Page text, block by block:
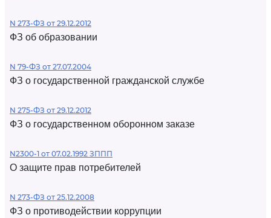
N 273-ФЗ от 29.12.2012
ФЗ об образовании
N 79-ФЗ от 27.07.2004
ФЗ о государственной гражданской службе
N 275-ФЗ от 29.12.2012
ФЗ о государственном оборонном заказе
N2300-1 от 07.02.1992 ЗППП
О защите прав потребителей
N 273-ФЗ от 25.12.2008
ФЗ о противодействии коррупции